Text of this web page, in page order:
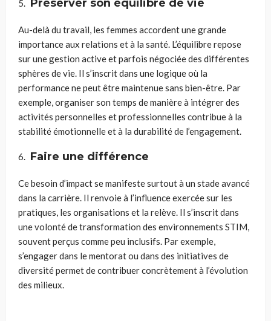
Préserver son équilibre de vie
Au-delà du travail, les femmes accordent une grande
importance aux relations et à la santé. L’équilibre repose
sur une gestion active et parfois négociée des différentes
sphères de vie. Il s’inscrit dans une logique où la
performance ne peut être maintenue sans bien-être. Par
exemple, organiser son temps de manière à intégrer des
activités personnelles et professionnelles contribue à la
stabilité émotionnelle et à la durabilité de l’engagement.
Faire une différence
Ce besoin d’impact se manifeste surtout à un stade avancé
dans la carrière. Il renvoie à l’influence exercée sur les
pratiques, les organisations et la relève. Il s’inscrit dans
une volonté de transformation des environnements STIM,
souvent perçus comme peu inclusifs. Par exemple,
s’engager dans le mentorat ou dans des initiatives de
diversité permet de contribuer concrètement à l’évolution
des milieux.